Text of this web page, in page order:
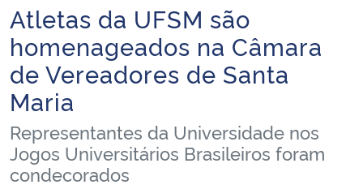
Ministério da Infraestrutura
Ministério da Agricultura, Pecuária e Abastecimento
Ministério da Educação
Ministério da Cidadania
Ministério da Saúde
Início do conteúdo
Atletas da UFSM são
homenageados na Câmara
de Vereadores de Santa
Maria
Representantes da Universidade nos
Jogos Universitários Brasileiros foram
condecorados